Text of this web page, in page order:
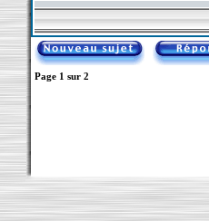
Page 1 sur 2